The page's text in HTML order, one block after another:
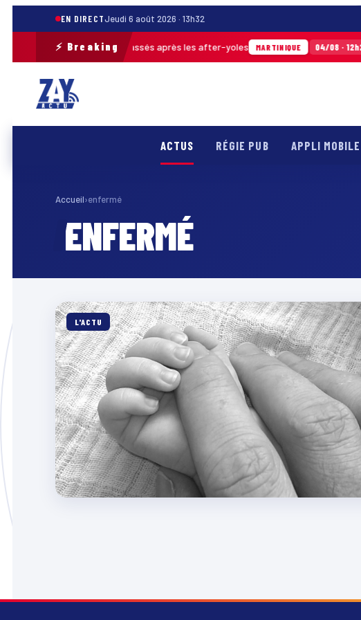
EN DIRECTJeudi 6 août 2026 · 13h32
⚡ Breaking
de 30 m³ de déchets ramassés après les after-yoles MARTINIQUE 04/08 · 12h29
ACTUS RÉGIE PUB APPLI MOBILE
Accueil›enfermé
ENFERMÉ
L'ACTU